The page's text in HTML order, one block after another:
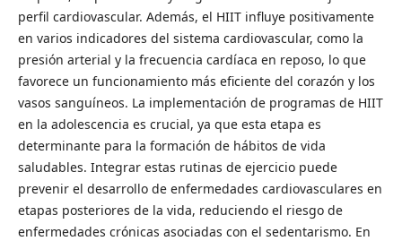
perfil cardiovascular. Además, el HIIT influye positivamente
en varios indicadores del sistema cardiovascular, como la
presión arterial y la frecuencia cardíaca en reposo, lo que
favorece un funcionamiento más eficiente del corazón y los
vasos sanguíneos. La implementación de programas de HIIT
en la adolescencia es crucial, ya que esta etapa es
determinante para la formación de hábitos de vida
saludables. Integrar estas rutinas de ejercicio puede
prevenir el desarrollo de enfermedades cardiovasculares en
etapas posteriores de la vida, reduciendo el riesgo de
enfermedades crónicas asociadas con el sedentarismo. En